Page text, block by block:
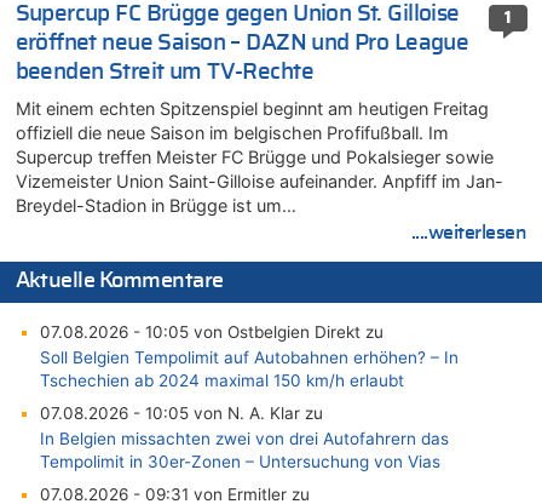
1
Supercup FC Brügge gegen Union St. Gilloise
eröffnet neue Saison – DAZN und Pro League
beenden Streit um TV-Rechte
Mit einem echten Spitzenspiel beginnt am heutigen Freitag
offiziell die neue Saison im belgischen Profifußball. Im
Supercup treffen Meister FC Brügge und Pokalsieger sowie
Vizemeister Union Saint-Gilloise aufeinander. Anpfiff im Jan-
Breydel-Stadion in Brügge ist um…
....weiterlesen
Aktuelle Kommentare
07.08.2026 - 10:05 von Ostbelgien Direkt zu
Soll Belgien Tempolimit auf Autobahnen erhöhen? – In
Tschechien ab 2024 maximal 150 km/h erlaubt
07.08.2026 - 10:05 von N. A. Klar zu
In Belgien missachten zwei von drei Autofahrern das
Tempolimit in 30er-Zonen – Untersuchung von Vias
07.08.2026 - 09:31 von Ermitler zu